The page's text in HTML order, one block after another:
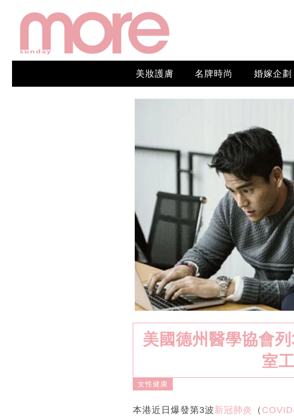
美妝護膚 名牌時尚 婚嫁企劃
美國德州醫學協會
室
女性健康
本港近日爆發第3波新冠肺炎 （